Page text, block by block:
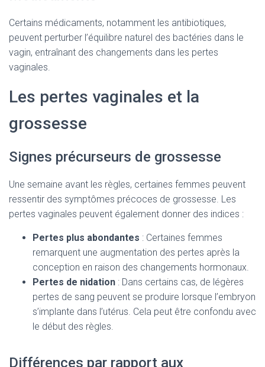
Certains médicaments, notamment les antibiotiques,
peuvent perturber l’équilibre naturel des bactéries dans le
vagin, entraînant des changements dans les pertes
vaginales.
Les pertes vaginales et la
grossesse
Signes précurseurs de grossesse
Une semaine avant les règles, certaines femmes peuvent
ressentir des symptômes précoces de grossesse. Les
pertes vaginales peuvent également donner des indices :
Pertes plus abondantes : Certaines femmes
remarquent une augmentation des pertes après la
conception en raison des changements hormonaux.
Pertes de nidation : Dans certains cas, de légères
pertes de sang peuvent se produire lorsque l’embryon
s’implante dans l’utérus. Cela peut être confondu avec
le début des règles.
Différences par rapport aux